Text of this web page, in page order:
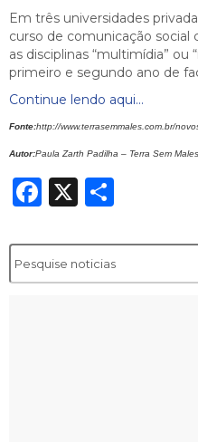
Em três universidades
curso de comunicação
as disciplinas “multimídia” ou
primeiro e segundo ano de
Continue lendo aqui…
Fonte:http://www.terrasemmales.com.br/
Autor:Paula Zarth Padilha – Terra Sem Males
Facebook
X